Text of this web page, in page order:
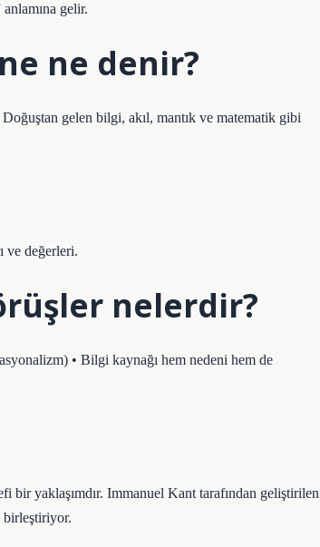
gelir.
ne denir?
gelen bilgi, akıl, mantık ve matematik gibi
ve değerleri.
nelerdir?
• Bilgi kaynağı hem nedeni hem de
yaklaşımdır. Immanuel Kant tarafından geliştirilen
birleştiriyor.